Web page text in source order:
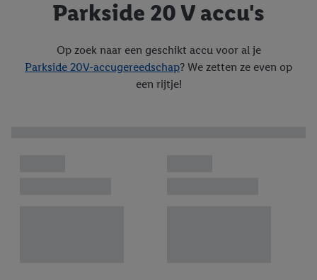
Parkside 20 V accu's
Op zoek naar een geschikt accu voor al je
Parkside 20V-accugereedschap? We zetten ze even op
een rijtje!